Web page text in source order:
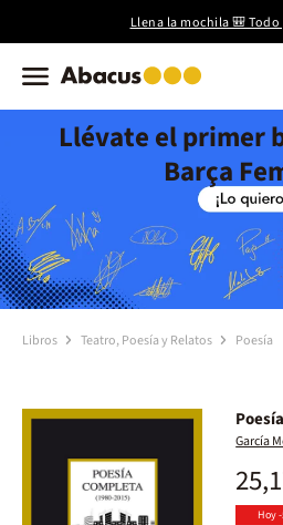
Llena la mochila 🎒
Llévate el primer
Barça
Libros Teatro, Poesía y Relatos Poesía
García
Hoy